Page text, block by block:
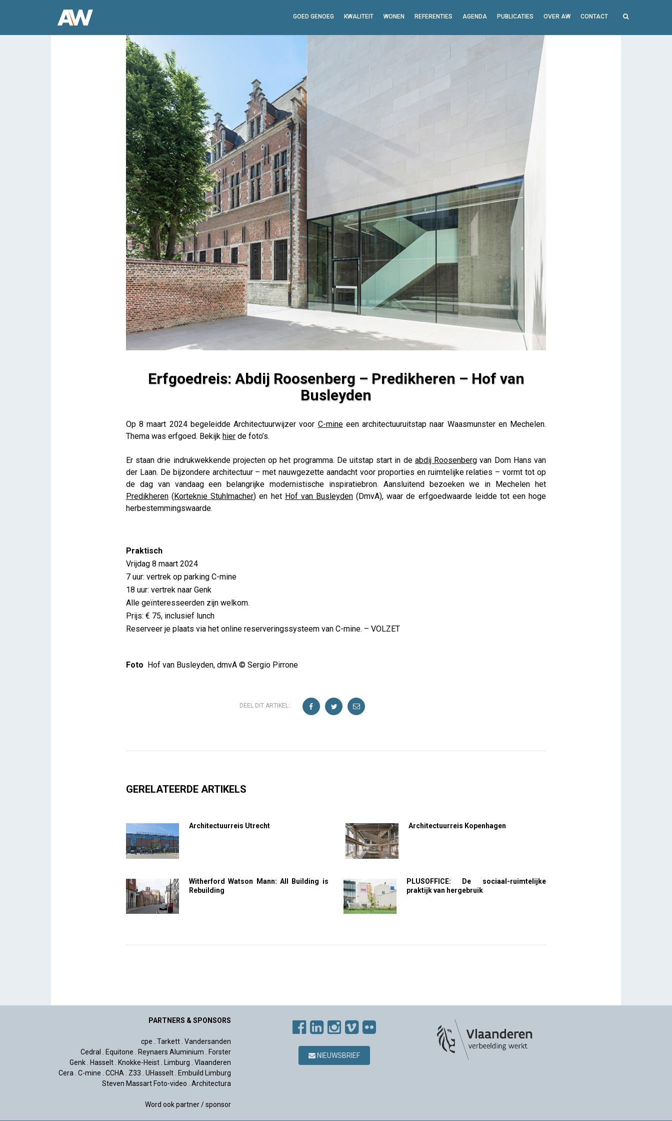
GOED GENOEG KWALITEIT WONEN REFERENTIES AGENDA PUBLICATIES OVER AW CONTACT
Erfgoedreis: Abdij Roosenberg – Predikheren – Hof van
Busleyden
Lieve Drooghmans
Op 8 maart 2024 begeleidde Architectuurwijzer voor C-mineeen architectuuruitstap naar Waasmunster en Mechelen.
Thema was erfgoed. Bekijk hier de foto’s.
Er staan drie indrukwekkende projecten op het programma. De uitstap start in de abdij Roosenberg van Dom Hans van
der Laan. De bijzondere architectuur – met nauwgezette aandacht voor proporties en ruimtelijke relaties – vormt tot op
de dag van vandaag een belangrijke modernistische inspiratiebron. Aansluitend bezoeken we in Mechelen het
Predikheren (Korteknie Stuhlmacher) en het Hof van Busleyden(DmvA), waar de erfgoedwaarde leidde tot een hoge
herbestemmingswaarde.
Praktisch
Vrijdag 8 maart 2024
7 uur: vertrek op parking C-mine
18 uur: vertrek naar Genk
Alle geïnteresseerden zijn welkom.
Prijs: € 75, inclusief lunch
Reserveer je plaats via het online reserveringssysteem van C-mine. – VOLZET
Foto Hof van Busleyden, dmvA © Sergio Pirrone
DEEL DIT ARTIKEL:
GERELATEERDE ARTIKELS
Architectuurreis Utrecht Architectuurreis Kopenhagen
Witherford Watson Mann: All Building is
Rebuilding
PLUSOFFICE: De sociaal-ruimtelijke
praktijk van hergebruik
PARTNERS & SPONSORS
cpe . Tarkett. Vandersanden
Cedral . Equitone . Reynaers Aluminium . Forster
Genk. Hasselt. Knokke-Heist. Limburg . Vlaanderen
Cera. C-mine . CCHA. Z33 . UHasselt. Embuild Limburg
Steven Massart Foto-video . Architectura
Word ook partner / sponsor
NIEUWSBRIEF